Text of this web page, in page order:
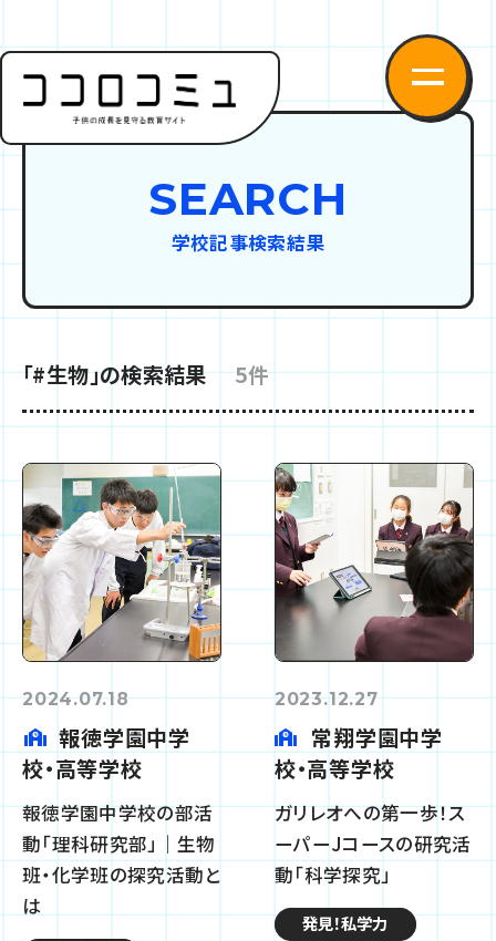
SEARCH
学校記事検索結果
「#生物」の検索結果 5件
2024.07.18
報徳学園中学
校・高等学校
報徳学園中学校の部活
動「理科研究部」｜生物
班・化学班の探究活動と
は
2023.12.27
常翔学園中学
校・高等学校
ガリレオへの第一歩！ス
ーパーJコースの研究活
動「科学探究」
発見！私学力